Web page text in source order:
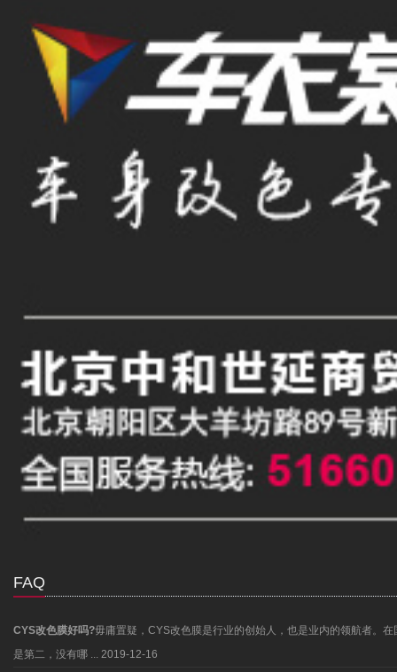
FAQ
CYS改色膜好吗?毋庸置疑，CYS改色膜是行业的创始人，也是业内的领航者。
是第二，没有哪 ... 2019-12-16